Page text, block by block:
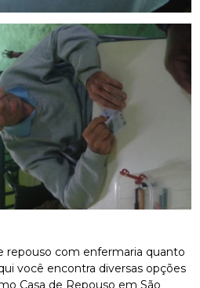
repouso com enfermaria quanto
você encontra diversas opções
Casa de Repouso em São